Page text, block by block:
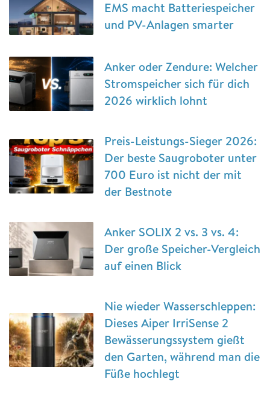
EMS macht Batteriespeicher
und PV-Anlagen smarter
Anker oder Zendure: Welcher
Stromspeicher sich für dich
2026 wirklich lohnt
Preis-Leistungs-Sieger 2026:
Der beste Saugroboter unter
700 Euro ist nicht der mit
der Bestnote
Anker SOLIX 2 vs. 3 vs. 4:
Der große Speicher-Vergleich
auf einen Blick
Nie wieder Wasserschleppen:
Dieses Aiper IrriSense 2
Bewässerungssystem gießt
den Garten, während man die
Füße hochlegt